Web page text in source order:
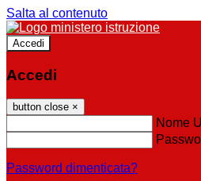
Salta al contenuto
Accedi
Accedi
button close ×
Nome
Password dimenticata?